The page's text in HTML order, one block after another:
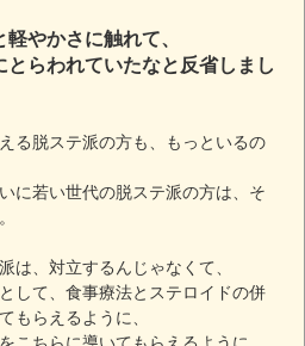
やかさに触れて、
とらわれていたなと反省しまし
る脱ステ派の方も、もっといるの
に若い世代の脱ステ派の方は、そ
は、対立するんじゃなくて、
して、食事療法とステロイドの併
もらえるように、